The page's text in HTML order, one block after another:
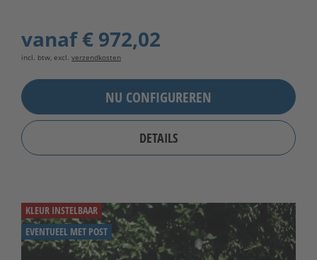
vanaf€ 972,02
incl. btw, excl. verzendkosten
NU CONFIGUREREN
DETAILS
KLEUR INSTELBAAR
EVENTUEEL MET POST